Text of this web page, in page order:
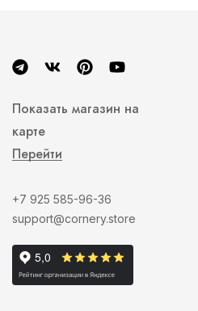
Показать магазин на
карте
Перейти
+7 925 585-96-36
support@cornery.store